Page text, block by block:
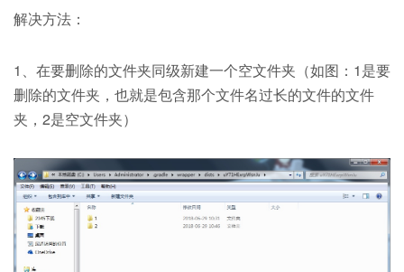
解决方法：
1、在要删除的文件夹同级新建一个空文件夹（如图：1是要
删除的文件夹，也就是包含那个文件名过长的文件的文件
夹，2是空文件夹）